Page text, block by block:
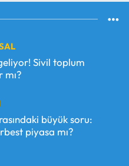
Sivil toplum
mı?
büyük soru:
piyasa mı?